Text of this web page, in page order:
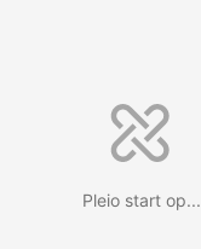
Pleio start op...